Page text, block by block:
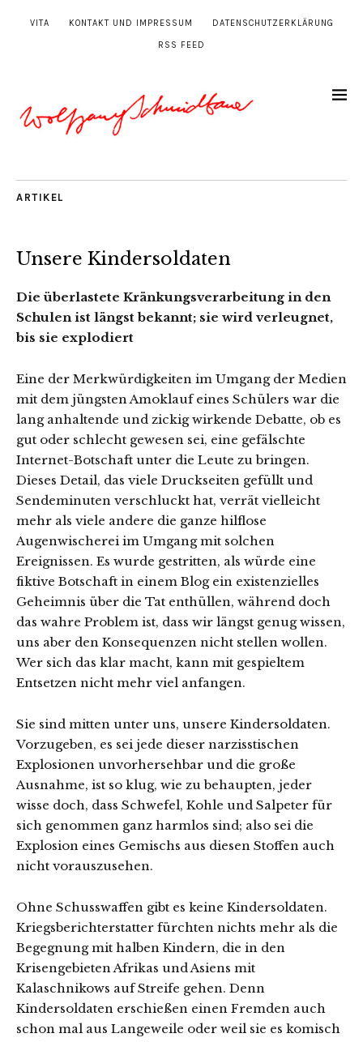
VITA KONTAKT UND IMPRESSUM DATENSCHUTZERKLÄRUNG
RSS FEED
ARTIKEL
Unsere Kindersoldaten
Die überlastete Kränkungsverarbeitung in den
Schulen ist längst bekannt; sie wird verleugnet,
bis sie explodiert
Eine der Merkwürdigkeiten im Umgang der Medien
mit dem jüngsten Amoklauf eines Schülers war die
lang anhaltende und zickig wirkende Debatte, ob es
gut oder schlecht gewesen sei, eine gefälschte
Internet-Botschaft unter die Leute zu bringen.
Dieses Detail, das viele Druckseiten gefüllt und
Sendeminuten verschluckt hat, verrät vielleicht
mehr als viele andere die ganze hilflose
Augenwischerei im Umgang mit solchen
Ereignissen. Es wurde gestritten, als würde eine
fiktive Botschaft in einem Blog ein existenzielles
Geheimnis über die Tat enthüllen, während doch
das wahre Problem ist, dass wir längst genug wissen,
uns aber den Konsequenzen nicht stellen wollen.
Wer sich das klar macht, kann mit gespieltem
Entsetzen nicht mehr viel anfangen.
Sie sind mitten unter uns, unsere Kindersoldaten.
Vorzugeben, es sei jede dieser narzisstischen
Explosionen unvorhersehbar und die große
Ausnahme, ist so klug, wie zu behaupten, jeder
wisse doch, dass Schwefel, Kohle und Salpeter für
sich genommen ganz harmlos sind; also sei die
Explosion eines Gemischs aus diesen Stoffen auch
nicht vorauszusehen.
Ohne Schusswaffen gibt es keine Kindersoldaten.
Kriegsberichterstatter fürchten nichts mehr als die
Begegnung mit halben Kindern, die in den
Krisengebieten Afrikas und Asiens mit
Kalaschnikows auf Streife gehen. Denn
Kindersoldaten erschießen einen Fremden auch
schon mal aus Langeweile oder weil sie es komisch